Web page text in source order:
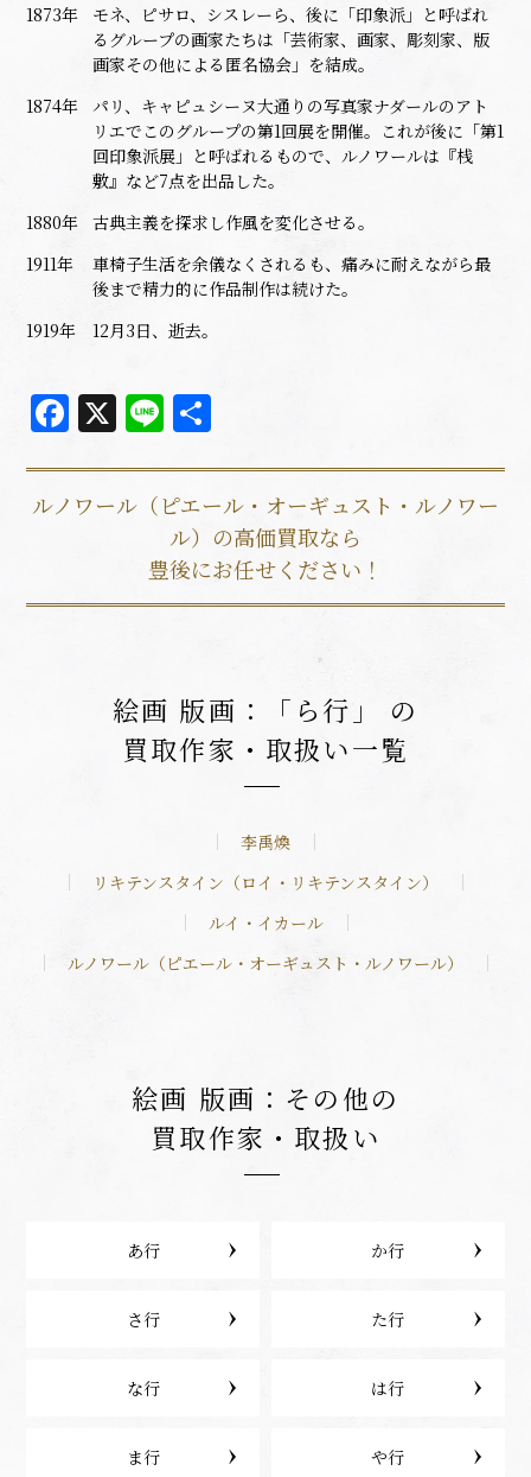
1873年
モネ、ピサロ、シスレーら、後に「印象派」と呼ばれ
るグループの画家たちは「芸術家、画家、彫刻家、版
画家その他による匿名協会」を結成。
1874年
パリ、キャピュシーヌ大通りの写真家ナダールのアト
リエでこのグループの第1回展を開催。これが後に「第1
回印象派展」と呼ばれるもので、ルノワールは『桟
敷』など7点を出品した。
1880年
古典主義を探求し作風を変化させる。
1911年
車椅子生活を余儀なくされるも、痛みに耐えながら最
後まで精力的に作品制作は続けた。
1919年
12月3日、逝去。
Facebook
X Line
ルノワール（ピエール・オーギュスト・ルノワー
ル）の高価買取なら
豊後にお任せください！
絵画 版画：「ら行」 の
買取作家・取扱い一覧
李禹煥
リキテンスタイン（ロイ・リキテンスタイン）
ルイ・イカール
ルノワール（ピエール・オーギュスト・ルノワール）
絵画 版画：その他の
買取作家・取扱い
あ行 か行
さ行 た行
な行 は行
ま行 や行